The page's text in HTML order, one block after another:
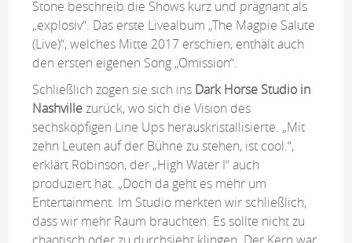
Stone beschreib die Shows kurz und prägnant als
„explosiv“. Das erste Livealbum „The Magpie Salute
(Live)“, welches Mitte 2017 erschien, enthält auch
den ersten eigenen Song „Omission“.
Schließlich zogen sie sich ins Dark Horse Studio in
Nashvillezurück, wo sich die Vision des
sechsköpfigen Line Ups herauskristallisierte. „Mit
zehn Leuten auf der Bühne zu stehen, ist cool.“,
erklärt Robinson, der „High Water I“ auch
produziert hat. „Doch da geht es mehr um
Entertainment. Im Studio merkten wir schließlich,
dass wir mehr Raum brauchten. Es sollte nicht zu